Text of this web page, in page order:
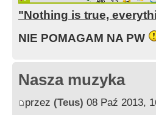
"Nothing is true,
NIE POMAGAM NA PW
Nasza muzyka
przez (Teus) 08 Paź 2013,